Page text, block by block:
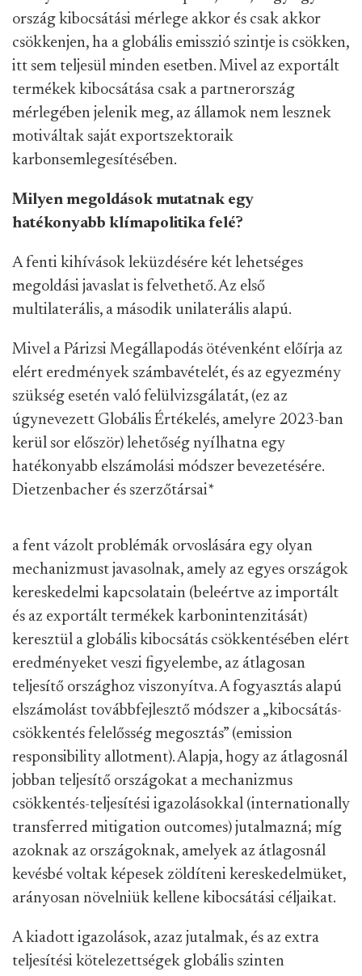
ország kibocsátási mérlege akkor és csak akkor
csökkenjen, ha a globális emisszió szintje is csökken,
itt sem teljesül minden esetben. Mivel az exportált
termékek kibocsátása csak a partnerország
mérlegében jelenik meg, az államok nem lesznek
motiváltak saját exportszektoraik
karbonsemlegesítésében.
Milyen megoldások mutatnak egy
hatékonyabb klímapolitika felé?
A fenti kihívások leküzdésére két lehetséges
megoldási javaslat is felvethető. Az első
multilaterális, a második unilaterális alapú.
Mivel a Párizsi Megállapodás ötévenként előírja az
elért eredmények számbavételét, és az egyezmény
szükség esetén való felülvizsgálatát, (ez az
úgynevezett Globális Értékelés, amelyre 2023-ban
kerül sor először) lehetőség nyílhatna egy
hatékonyabb elszámolási módszer bevezetésére.
Dietzenbacher és szerzőtársai*
a fent vázolt problémák orvoslására egy olyan
mechanizmust javasolnak, amely az egyes országok
kereskedelmi kapcsolatain (beleértve az importált
és az exportált termékek karbonintenzitását)
keresztül a globális kibocsátás csökkentésében elért
eredményeket veszi figyelembe, az átlagosan
teljesítő országhoz viszonyítva. A fogyasztás alapú
elszámolást továbbfejlesztő módszer a „kibocsátás-
csökkentés felelősség megosztás” (emission
responsibility allotment). Alapja, hogy az átlagosnál
jobban teljesítő országokat a mechanizmus
csökkentés-teljesítési igazolásokkal (internationally
transferred mitigation outcomes) jutalmazná; míg
azoknak az országoknak, amelyek az átlagosnál
kevésbé voltak képesek zöldíteni kereskedelmüket,
arányosan növelniük kellene kibocsátási céljaikat.
A kiadott igazolások, azaz jutalmak, és az extra
teljesítési kötelezettségek globális szinten